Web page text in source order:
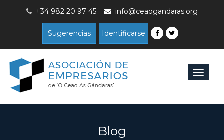
+34 982 20 97 45 info@ceaogandaras.org
Sugerencias Identificarse
Toggle
Blog